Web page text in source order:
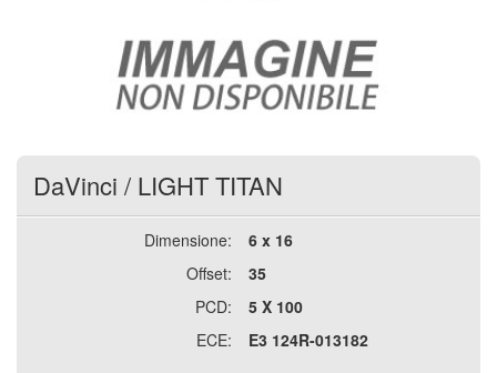
DaVinci / LIGHT TITAN
Dimensione:
6 x 16
Offset:
35
PCD:
5 X 100
ECE:
E3 124R-013182